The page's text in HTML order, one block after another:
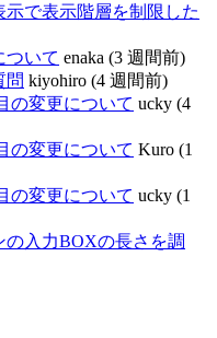
で表示階層を制限した
ついて enaka (3 週間前)
問 kiyohiro (4 週間前)
の変更について ucky (4
の変更について Kuro (1
の変更について ucky (1
の入力BOXの長さを調